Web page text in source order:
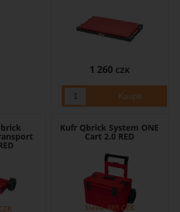
1 260 CZK
Kufr Qbrick System ONE
Cart 2.0 RED
Sleva 485 CZK